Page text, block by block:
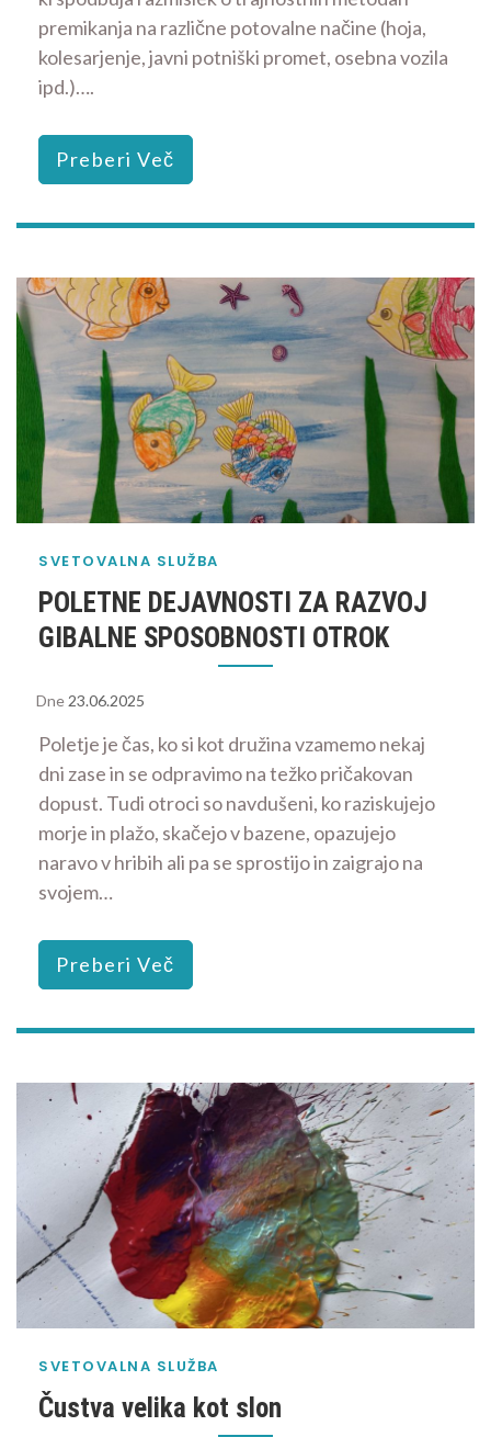
premikanja na različne potovalne načine (hoja,
kolesarjenje, javni potniški promet, osebna vozila
ipd.)….
Preberi Več
SVETOVALNA SLUŽBA
POLETNE DEJAVNOSTI ZA RAZVOJ
GIBALNE SPOSOBNOSTI OTROK
Dne 23.06.2025
Poletje je čas, ko si kot družina vzamemo nekaj
dni zase in se odpravimo na težko pričakovan
dopust. Tudi otroci so navdušeni, ko raziskujejo
morje in plažo, skačejo v bazene, opazujejo
naravo v hribih ali pa se sprostijo in zaigrajo na
svojem…
Preberi Več
SVETOVALNA SLUŽBA
Čustva velika kot slon